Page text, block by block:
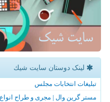
لینک دوستان سایت شیك
تبلیغات انتخابات مجلس
مستر گرین وال | مجری و طراح انواع